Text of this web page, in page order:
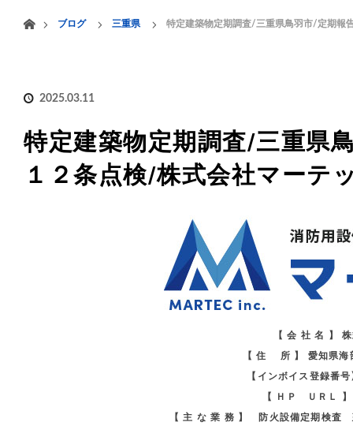
HOME 業務案内
ブログ
三重県 特定建築物定期調査/三重県鳥羽市/定期報
2025.03.11
特定建築物定期調査/三重県
１２条点検/株式会社マーテ
【 会 社 名 】
【 住 所 】 愛知県海
【インボイス登録
【 ＨＰ ＵＲＬ
【 主 な 業 務 】 防火設備定期検査